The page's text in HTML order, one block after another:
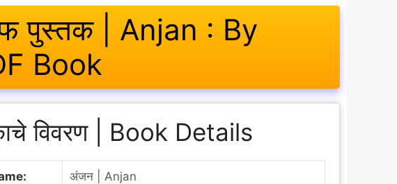
पुस्तक | Anjan : By
Book
विवरण | Book Details
अंजन | Anjan